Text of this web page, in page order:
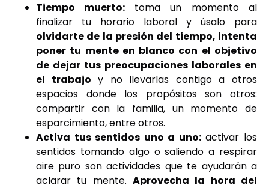
Tiempo muerto: toma un momento al
finalizar tu horario laboral y úsalo para
olvidarte de la presión del tiempo, intenta
poner tu mente en blanco con el objetivo
de dejar tus preocupaciones laborales en
el trabajo y no llevarlas contigo a otros
espacios donde los propósitos son otros:
compartir con la familia, un momento de
esparcimiento, entre otros.
Activa tus sentidos uno a uno:activar los
sentidos tomando algo o saliendo a respirar
aire puro son actividades que te ayudarán a
aclarar tu mente. Aprovecha la hora del